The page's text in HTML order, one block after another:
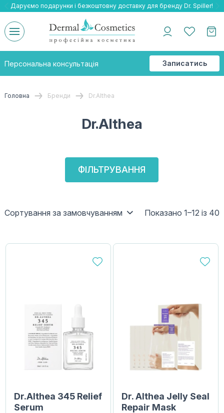
Даруємо безкоштовну доставку та подарнки до бренду Braderm!
-25% на весь бренд HOLY LAND!
Даруємо подарунки і безкоштовну доставку для бренду Dr. Spiller!
Персональна консультація
Записатись
на
Головна Бренди Dr.Althea
Dr.Althea
ФІЛЬТРУВАННЯ
Сортування за замовчуванням Показано 1–12 із 40
Dr.Althea 345 Relief
Serum
Dr. Althea Jelly Seal
Repair Mask